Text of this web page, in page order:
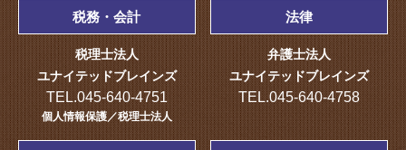
税務・会計
税理士法人
ユナイテッドブレインズ
TEL.045-640-4751
個人情報保護／税理士法人
法律
弁護士法人
ユナイテッドブレインズ
TEL.045-640-4758